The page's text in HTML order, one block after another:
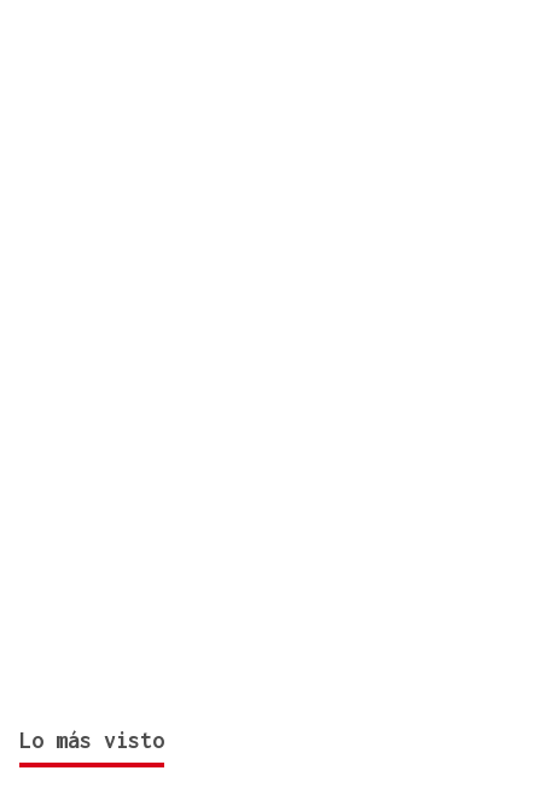
Lo más visto